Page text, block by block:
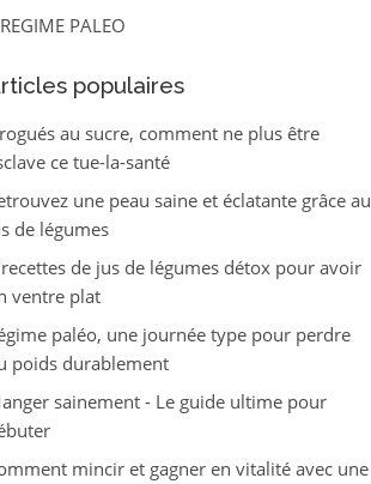
REGIME PALEO
populaires
au sucre, comment ne plus être
ce tue-la-santé
une peau saine et éclatante grâce au
de légumes
de jus de légumes détox pour avoir
ventre plat
paléo, une journée type pour perdre
poids durablement
sainement - Le guide ultime pour
mincir et gagner en vitalité avec une